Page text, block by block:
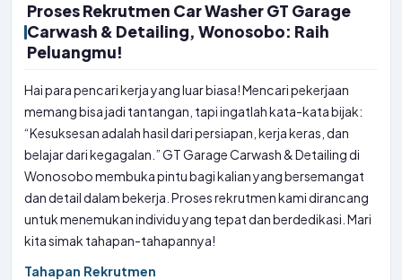
Proses Rekrutmen Car Washer GT Garage
Carwash & Detailing, Wonosobo: Raih
Peluangmu!
Hai para pencari kerja yang luar biasa! Mencari pekerjaan
memang bisa jadi tantangan, tapi ingatlah kata-kata bijak:
“Kesuksesan adalah hasil dari persiapan, kerja keras, dan
belajar dari kegagalan.” GT Garage Carwash & Detailing di
Wonosobo membuka pintu bagi kalian yang bersemangat
dan detail dalam bekerja. Proses rekrutmen kami dirancang
untuk menemukan individu yang tepat dan berdedikasi. Mari
kita simak tahapan-tahapannya!
Tahapan Rekrutmen